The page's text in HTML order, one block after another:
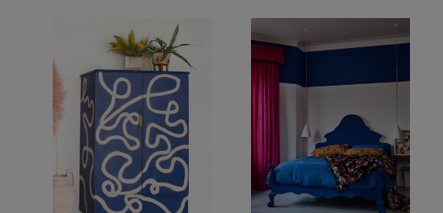
SKU:P006NBL.X101.01
EAN:5060621620358
Fabriqué au Royaume-Uni. Importé et distribué dans l’UE par Annie
Sloan Europe GmbH.